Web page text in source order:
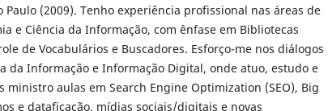
Paulo (2009). Tenho experiência profissional nas áreas de
e Ciência da Informação, com ênfase em Bibliotecas
de Vocabulários e Buscadores. Esforço-me nos diálogos
da Informação e Informação Digital, onde atuo, estudo e
ministro aulas em Search Engine Optimization (SEO), Big
e dataficação, mídias sociais/digitais e novas